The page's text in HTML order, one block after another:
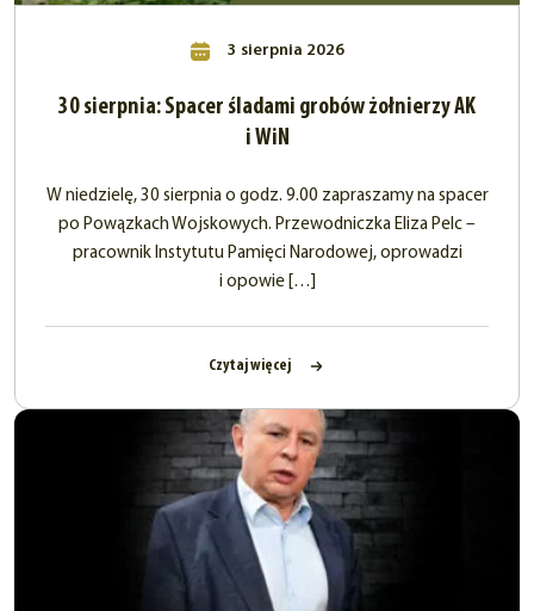
3 sierpnia 2026
30 sierpnia: Spacer śladami grobów żołnierzy AK
i WiN
W niedzielę, 30 sierpnia o godz. 9.00 zapraszamy na spacer
po Powązkach Wojskowych. Przewodniczka Eliza Pelc –
pracownik Instytutu Pamięci Narodowej, oprowadzi
i opowie […]
Czytaj więcej